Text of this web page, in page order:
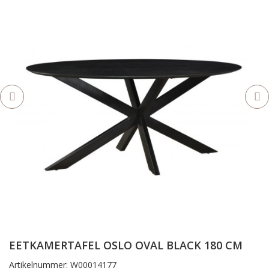
EETKAMERTAFEL OSLO OVAL BLACK 180 CM
Artikelnummer: W00014177